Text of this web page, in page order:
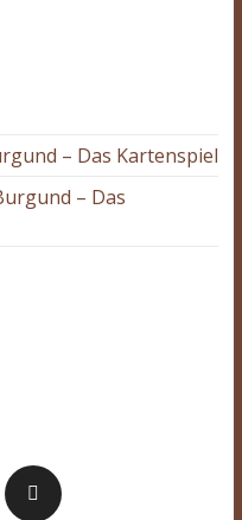
– Das Kartenspiel
– Das